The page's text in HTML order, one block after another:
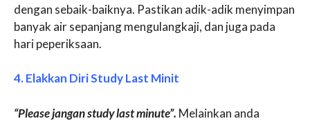
dengan sebaik-baiknya. Pastikan adik-adik menyimpan
banyak air sepanjang mengulangkaji, dan juga pada
hari peperiksaan.
4. Elakkan Diri Study Last Minit
“Please jangan study last minute”. Melainkan anda